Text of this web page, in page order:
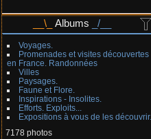
Albums
Voyages.
Promenades et visites découvertes
en France. Randonnées
Villes
Paysages.
Faune et Flore.
Inspirations - Insolites.
Efforts. Exploits...
Expositions à vous de les découvrir.
7178 photos